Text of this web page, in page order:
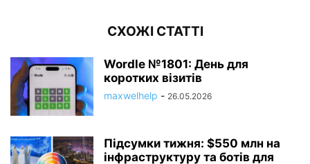
СХОЖІ СТАТТІ
Wordle №1801: День для
коротких візитів
maxwelhelp - 26.05.2026
Підсумки тижня: $550 млн на
інфраструктуру та ботів для